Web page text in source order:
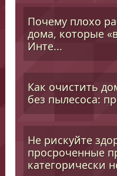
Почему плохо
дома, которые
Инте...
Как очистить
без пылесоса:
Не рискуйте
просроченные
категорически